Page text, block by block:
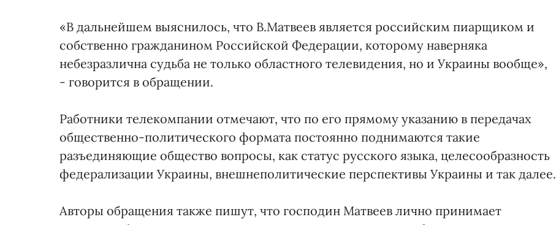
«В дальнейшем выяснилось, что В.Матвеев является российским пиарщиком и
собственно гражданином Российской Федерации, которому наверняка
небезразлична судьба не только областного телевидения, но и Украины вообще»,
- говорится в обращении.
Работники телекомпании отмечают, что по его прямому указанию в передачах
общественно-политического формата постоянно поднимаются такие
разъединяющие общество вопросы, как статус русского языка, целесообразность
федерализации Украины, внешнеполитические перспективы Украины и так далее.
Авторы обращения также пишут, что господин Матвеев лично принимает